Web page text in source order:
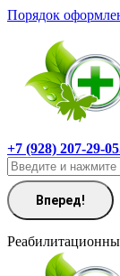
Перейти
содержанию
Порядок
+7 (928) 207-29-05
Поиск: